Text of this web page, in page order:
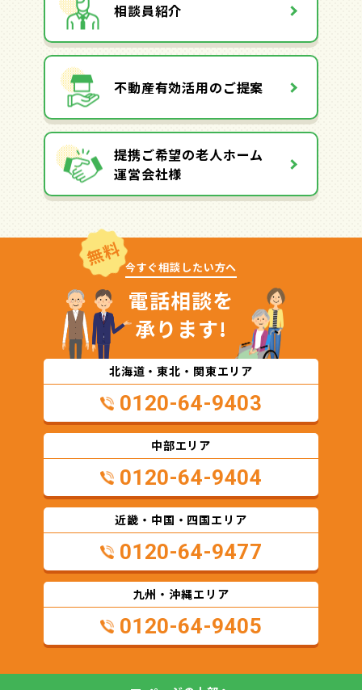
相談員紹介
不動産有効活用のご提案
提携ご希望の老人ホーム
運営会社様
無料 今すぐ相談したい方へ
電話相談を
承ります!
北海道・東北・関東エリア
0120-64-9403
中部エリア
0120-64-9404
近畿・中国・四国エリア
0120-64-9477
九州・沖縄エリア
0120-64-9405